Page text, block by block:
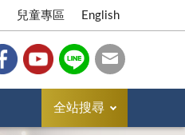
兒童專區 English
全站搜尋